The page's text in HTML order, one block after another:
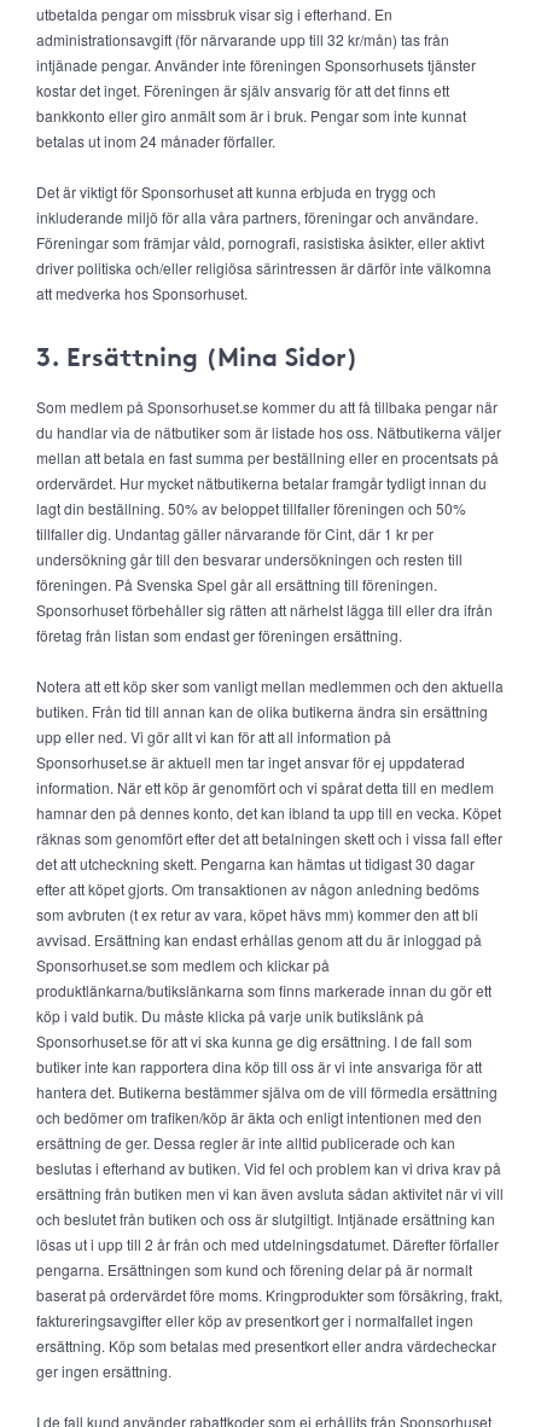
utbetalda pengar om missbruk visar sig i efterhand. En
administrationsavgift (för närvarande upp till 32 kr/mån) tas från
intjänade pengar. Använder inte föreningen Sponsorhusets tjänster
kostar det inget. Föreningen är själv ansvarig för att det finns ett
bankkonto eller giro anmält som är i bruk. Pengar som inte kunnat
betalas ut inom 24 månader förfaller.
Det är viktigt för Sponsorhuset att kunna erbjuda en trygg och
inkluderande miljö för alla våra partners, föreningar och användare.
Föreningar som främjar våld, pornografi, rasistiska åsikter, eller aktivt
driver politiska och/eller religiösa särintressen är därför inte välkomna
att medverka hos Sponsorhuset.
3. Ersättning (Mina Sidor)
Som medlem på Sponsorhuset.se kommer du att få tillbaka pengar när
du handlar via de nätbutiker som är listade hos oss. Nätbutikerna väljer
mellan att betala en fast summa per beställning eller en procentsats på
ordervärdet. Hur mycket nätbutikerna betalar framgår tydligt innan du
lagt din beställning. 50% av beloppet tillfaller föreningen och 50%
tillfaller dig. Undantag gäller närvarande för Cint, där 1 kr per
undersökning går till den besvarar undersökningen och resten till
föreningen. På Svenska Spel går all ersättning till föreningen.
Sponsorhuset förbehåller sig rätten att närhelst lägga till eller dra ifrån
företag från listan som endast ger föreningen ersättning.
Notera att ett köp sker som vanligt mellan medlemmen och den aktuella
butiken. Från tid till annan kan de olika butikerna ändra sin ersättning
upp eller ned. Vi gör allt vi kan för att all information på
Sponsorhuset.se är aktuell men tar inget ansvar för ej uppdaterad
information. När ett köp är genomfört och vi spårat detta till en medlem
hamnar den på dennes konto, det kan ibland ta upp till en vecka. Köpet
räknas som genomfört efter det att betalningen skett och i vissa fall efter
det att utcheckning skett. Pengarna kan hämtas ut tidigast 30 dagar
efter att köpet gjorts. Om transaktionen av någon anledning bedöms
som avbruten (t ex retur av vara, köpet hävs mm) kommer den att bli
avvisad. Ersättning kan endast erhållas genom att du är inloggad på
Sponsorhuset.se som medlem och klickar på
produktlänkarna/butikslänkarna som finns markerade innan du gör ett
köp i vald butik. Du måste klicka på varje unik butikslänk på
Sponsorhuset.se för att vi ska kunna ge dig ersättning. I de fall som
butiker inte kan rapportera dina köp till oss är vi inte ansvariga för att
hantera det. Butikerna bestämmer själva om de vill förmedla ersättning
och bedömer om trafiken/köp är äkta och enligt intentionen med den
ersättning de ger. Dessa regler är inte alltid publicerade och kan
beslutas i efterhand av butiken. Vid fel och problem kan vi driva krav på
ersättning från butiken men vi kan även avsluta sådan aktivitet när vi vill
och beslutet från butiken och oss är slutgiltigt. Intjänade ersättning kan
lösas ut i upp till 2 år från och med utdelningsdatumet. Därefter förfaller
pengarna. Ersättningen som kund och förening delar på är normalt
baserat på ordervärdet före moms. Kringprodukter som försäkring, frakt,
faktureringsavgifter eller köp av presentkort ger i normalfallet ingen
ersättning. Köp som betalas med presentkort eller andra värdecheckar
ger ingen ersättning.
I de fall kund använder rabattkoder som ej erhållits från Sponsorhuset